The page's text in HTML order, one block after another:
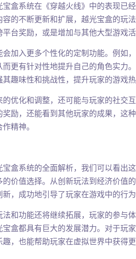
盒系统在《穿越火线》中的表现已
的不断更新和扩展，越光宝盒的玩
台奖励，或是增加与其他大型游戏
加入更多个性化的定制功能。例如
更有针对性地提升自己的角色实力
趣味性和挑战性，提升玩家的游戏热
优化和调整，还可能与玩家的社交
励，还能看到其他玩家的成果，这
精神。
盒系统的全面解析，我们可以看出
价值选择。从创新玩法到经济价值
，成功地引导了玩家在游戏中的行为
和功能还将继续拓展，玩家的参与
盒都具有巨大的发展潜力。对于玩
，也能帮助玩家在虚拟世界中获得更